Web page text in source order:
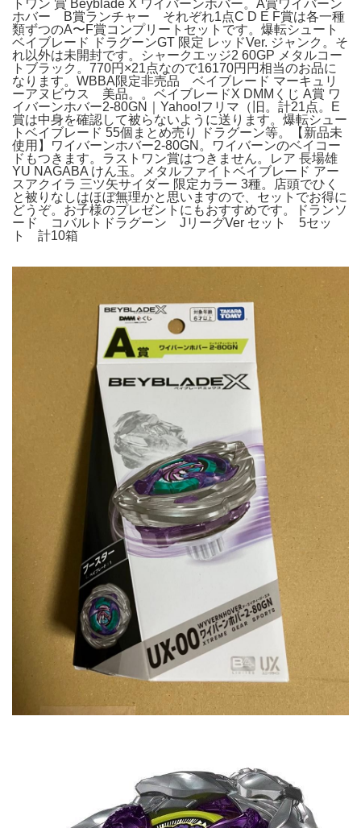
トワン 賞 Beyblade X ワイバーンホバー。A賞ワイバーン
ホバー B賞ランチャー それぞれ1点C D E F賞は各一種
類ずつのA〜F賞コンプリートセットです。爆転シュート
ベイブレード ドラグーンGT 限定 レッドVer. ジャンク。そ
れ以外は未開封です。シャークエッジ2 60GP メタルコー
トブラック。770円×21点なので16170円円相当のお品に
なります。WBBA限定非売品 ベイブレード マーキュリ
ーアヌビウス 美品。。ベイブレードX DMMくじ A賞 ワ
イバーンホバー2-80GN｜Yahoo!フリマ（旧。計21点。E
賞は中身を確認して被らないように送ります。爆転シュー
トベイブレード 55個まとめ売り ドラグーン等。【新品未
使用】ワイバーンホバー2-80GN。ワイバーンのベイコー
ドもつきます。ラストワン賞はつきません。レア 長場雄
YU NAGABA けん玉。メタルファイトベイブレード アー
スアクイラ 三ツ矢サイダー 限定カラー 3種。店頭でひく
と被りなしはほぼ無理かと思いますので、セットでお得に
どうぞ。お子様のプレゼントにもおすすめです。ドランソ
ード コバルトドラグーン JリーグVer セット 5セッ
ト 計10箱